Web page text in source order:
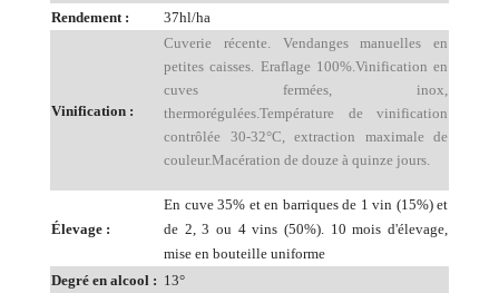
Rendement : 37hl/ha
Vinification :
Cuverie récente. Vendanges manuelles en
petites caisses. Eraflage 100%.Vinification en
cuves fermées, inox,
thermorégulées.Température de vinification
contrôlée 30-32°C, extraction maximale de
couleur.Macération de douze à quinze jours.
Élevage :
En cuve 35% et en barriques de 1 vin (15%) et
de 2, 3 ou 4 vins (50%). 10 mois d'élevage,
mise en bouteille uniforme
Degré en alcool : 13°